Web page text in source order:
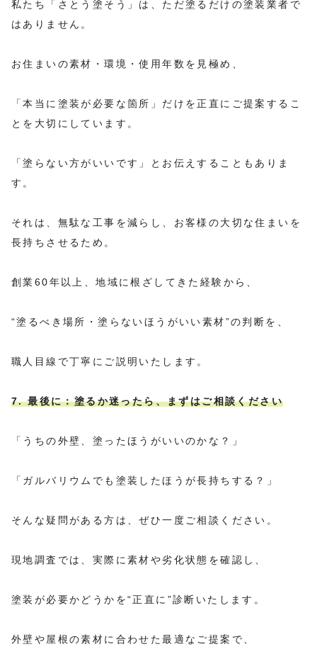
私たち「さとう塗そう」は、ただ塗るだけの塗装業者で
はありません。
お住まいの素材・環境・使用年数を見極め、
「本当に塗装が必要な箇所」だけを正直にご提案するこ
とを大切にしています。
「塗らない方がいいです」とお伝えすることもありま
す。
それは、無駄な工事を減らし、お客様の大切な住まいを
長持ちさせるため。
創業60年以上、地域に根ざしてきた経験から、
“塗るべき場所・塗らないほうがいい素材”の判断を、
職人目線で丁寧にご説明いたします。
7. 最後に：塗るか迷ったら、まずはご相談ください
「うちの外壁、塗ったほうがいいのかな？」
「ガルバリウムでも塗装したほうが長持ちする？」
そんな疑問がある方は、ぜひ一度ご相談ください。
現地調査では、実際に素材や劣化状態を確認し、
塗装が必要かどうかを“正直に”診断いたします。
外壁や屋根の素材に合わせた最適なご提案で、